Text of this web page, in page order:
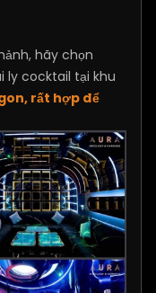
hãy chọn
ly cocktail tại khu
rất hợp để